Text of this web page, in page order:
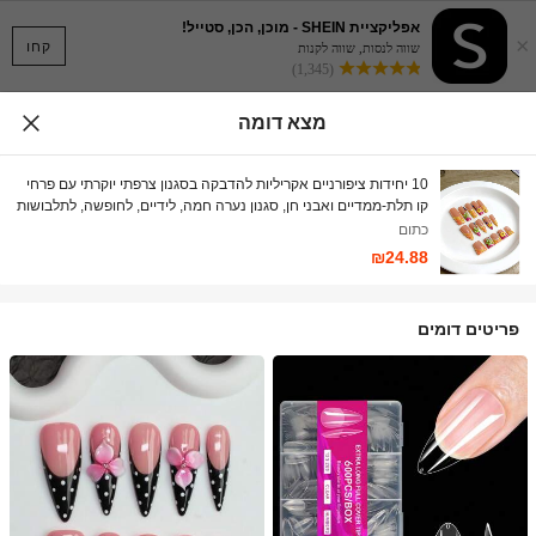
קחו ×
אפליקציית SHEIN - מוכן, הכן, סטייל!
שווה לנסות, שווה לקנות
(1,345)
מצא דומה
10 יחידות ציפורניים אקריליות להדבקה בסגנון צרפתי יוקרתי עם פרחי
קו תלת-ממדיים ואבני חן, סגנון נערה חמה, לידיים, לחופשה, לתלבושות
חופשה, לסיום לימודים, לחתונה, למסיבת חג, מתאים לבנות
כתום
₪24.88
פריטים דומים